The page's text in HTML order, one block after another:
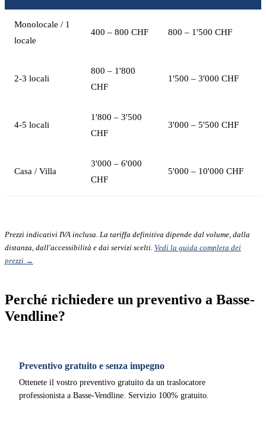
Monolocale / 1
locale
400 – 800 CHF 800 – 1'500 CHF
2-3 locali
800 – 1'800
CHF
1'500 – 3'000 CHF
4-5 locali
1'800 – 3'500
CHF
3'000 – 5'500 CHF
Casa / Villa
3'000 – 6'000
CHF
5'000 – 10'000 CHF
Prezzi indicativi IVA inclusa. La tariffa definitiva dipende dal volume, dalla
distanza, dall'accessibilità e dai servizi scelti. Vedi la guida completa dei
prezzi →
Perché richiedere un preventivo a Basse-
Vendline?
Preventivo gratuito e senza impegno
Ottenete il vostro preventivo gratuito da un traslocatore
professionista a Basse-Vendline. Servizio 100% gratuito.